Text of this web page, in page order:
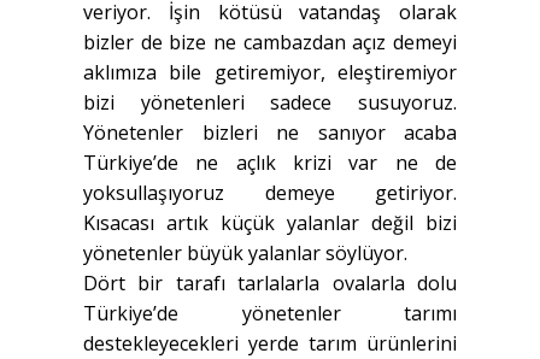
veriyor. İşin kötüsü vatandaş olarak
bizler de bize ne cambazdan açız demeyi
aklımıza bile getiremiyor, eleştiremiyor
bizi yönetenleri sadece susuyoruz.
Yönetenler bizleri ne sanıyor acaba
Türkiye’de ne açlık krizi var ne de
yoksullaşıyoruz demeye getiriyor.
Kısacası artık küçük yalanlar değil bizi
yönetenler büyük yalanlar söylüyor.
Dört bir tarafı tarlalarla ovalarla dolu
Türkiye’de yönetenler tarımı
destekleyecekleri yerde tarım ürünlerini